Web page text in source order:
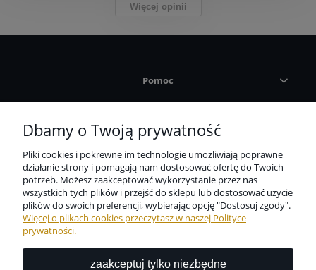
Więcej opinii
Pomoc
Płatności i dostawa
Informacje
O nas
Dbamy o Twoją prywatność
Pliki cookies i pokrewne im technologie umożliwiają poprawne
działanie strony i pomagają nam dostosować ofertę do Twoich
potrzeb. Możesz zaakceptować wykorzystanie przez nas
wszystkich tych plików i przejść do sklepu lub dostosować użycie
plików do swoich preferencji, wybierając opcję "Dostosuj zgody".
Więcej o plikach cookies przeczytasz w naszej Polityce
prywatności.
zaakceptuj tylko niezbędne